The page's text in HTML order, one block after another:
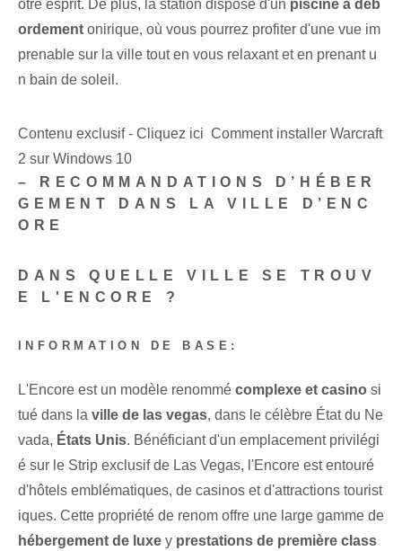
otre esprit. De plus, la station dispose d'un piscine à déb
ordement onirique, où vous pourrez profiter d'une vue im
prenable sur la ville tout en vous relaxant et en prenant u
n bain de soleil.
Contenu exclusif - Cliquez ici Comment installer Warcraft
2 sur Windows 10
– RECOMMANDATIONS D’HÉBER
GEMENT DANS LA VILLE D’ENC
ORE
DANS QUELLE VILLE SE TROUV
E L'ENCORE ?
INFORMATION DE BASE:
L'Encore est un modèle renommé complexe et casino si
tué dans la ville de las vegas, dans le célèbre État du Ne
vada, États Unis. Bénéficiant d'un emplacement privilégi
é sur le Strip exclusif de Las Vegas, l'Encore est entouré
d'hôtels emblématiques, de casinos et d'attractions tourist
iques. Cette propriété de renom offre une large gamme de
hébergement de luxe y prestations de première class